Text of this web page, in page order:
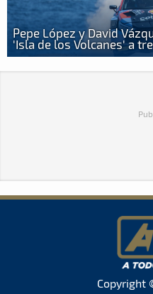
Pepe López y David
'Isla de los Volcanes' a
Copyright